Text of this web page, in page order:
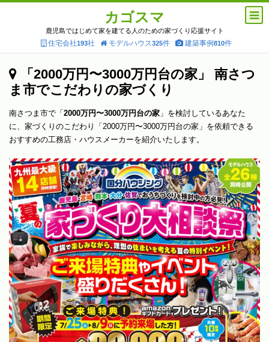
カゴスマ
鹿児島ではじめて家を建てる人のための家づくり応援サイト
住宅会社193社 モデルハウス325件 建築事例810件
「2000万円〜3000万円台の家」 南さつ
ま市でこだわりの家づくり
南さつま市で「 2000万円〜3000万円台の家 」を検討しているあなた
に、家づくりのこだわり「2000万円〜3000万円台の家」を依頼できる
おすすめの工務店・ハウスメーカーを紹介いたします。